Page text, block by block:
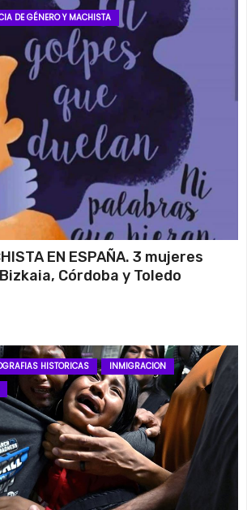
DE GÉNERO Y MACHISTA
EN ESPAÑA. 3 mujeres
Córdoba y Toledo
HISTORICAS
INMIGRACION